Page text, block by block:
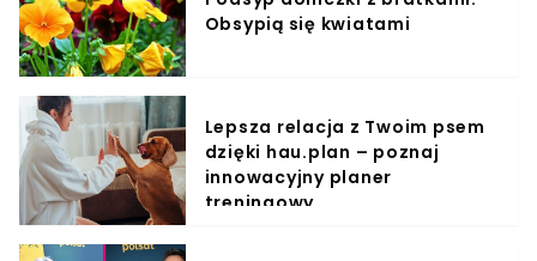
Obsypią się kwiatami
Lepsza relacja z Twoim psem
dzięki hau.plan – poznaj
innowacyjny planer
treningowy